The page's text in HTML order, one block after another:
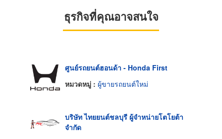
ธุรกิจที่คุณอาจสนใจ
ศูนย์รถยนต์ฮอนด้า - Honda First
หมวดหมู่ : ผู้ขายรถยนต์ใหม่
บริษัท ไทยยนต์ชลบุรี ผู้จำหน่ายโตโยต้า
จำกัด